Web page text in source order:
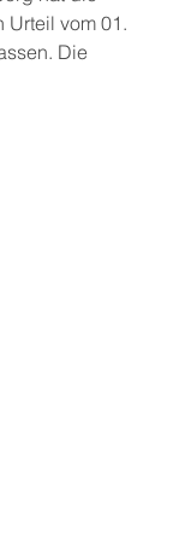
Urteil vom 01.
Die